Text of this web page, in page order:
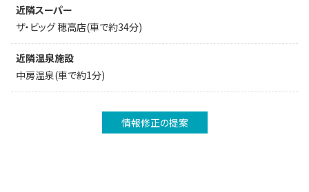
近隣スーパー
ザ・ビッグ 穂高店(車で約34分)
近隣温泉施設
中房温泉(車で約1分)
情報修正の提案